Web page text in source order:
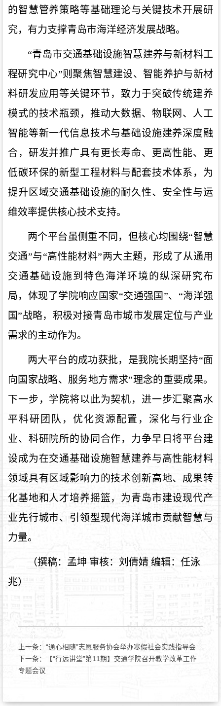
的智慧管养策略等基础理论与关键技术开展研
究，有力支撑青岛市海洋经济发展战略。
“青岛市交通基础设施智慧建养与新材料工
程研究中心”则聚焦智慧建设、智能养护与新材
料研发应用等关键环节，致力于突破传统建养
模式的技术瓶颈，推动大数据、物联网、人工
智能等新一代信息技术与基础设施建养深度融
合，研发并推广具有更长寿命、更高性能、更
低碳环保的新型工程材料与配套技术体系，为
提升区域交通基础设施的耐久性、安全性与运
维效率提供核心技术支持。
两个平台虽侧重不同，但核心均围绕“智慧
交通”与“高性能材料”两大主题，形成了从通用
交通基础设施到特色海洋环境的纵深研究布
局，体现了学院响应国家“交通强国”、“海洋强
国”战略，积极对接青岛市城市发展定位与产业
需求的主动作为。
两大平台的成功获批，是我院长期坚持“面
向国家战略、服务地方需求”理念的重要成果。
下一步，学院将以此为契机，进一步汇聚高水
平科研团队，优化资源配置，深化与行业企
业、科研院所的协同合作，力争早日将平台建
设成为在交通基础设施智慧建养与高性能材料
领域具有区域影响力的技术创新高地、成果转
化基地和人才培养摇篮，为青岛市建设现代产
业先行城市、引领型现代海洋城市贡献智慧与
力量。
（撰稿：孟坤 审核：刘倩婧 编辑：任泳
兆）
上一条： “通心相随”志愿服务协会举办寒假社会实践指导会
下一条：
【“行远讲堂”第11期】交通学院召开教学改革工作
专题会议